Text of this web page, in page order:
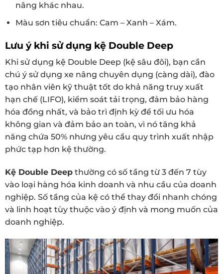
nâng khác nhau.
Màu sơn tiêu chuẩn: Cam – Xanh – Xám.
Lưu ý khi sử dụng kệ Double Deep
Khi sử dụng kệ Double Deep (kệ sâu đôi), bạn cần
chú ý sử dụng xe nâng chuyên dụng (càng dài), đào
tạo nhân viên kỹ thuật tốt do khả năng truy xuất
hạn chế (LIFO), kiểm soát tải trọng, đảm bảo hàng
hóa đồng nhất, và bảo trì định kỳ để tối ưu hóa
không gian và đảm bảo an toàn, vì nó tăng khả
năng chứa 50% nhưng yêu cầu quy trình xuất nhập
phức tạp hơn kệ thường.
Kệ Double Deep thường có số tầng từ 3 đến 7 tùy
vào loại hàng hóa kinh doanh và nhu cầu của doanh
nghiệp. Số tầng của kệ có thể thay đổi nhanh chóng
và linh hoạt tùy thuộc vào ý định và mong muốn của
doanh nghiệp.